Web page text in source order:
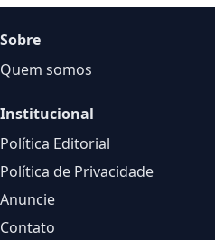
Sobre
Quem somos
Institucional
Política Editorial
Política de Privacidade
Anuncie
Contato